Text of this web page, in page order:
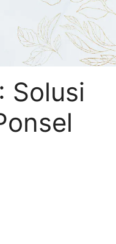
Solusi